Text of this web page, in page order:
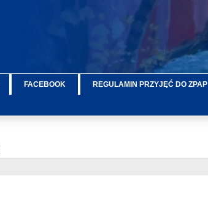
FACEBOOK REGULAMIN PRZYJĘĆ DO ZPAP